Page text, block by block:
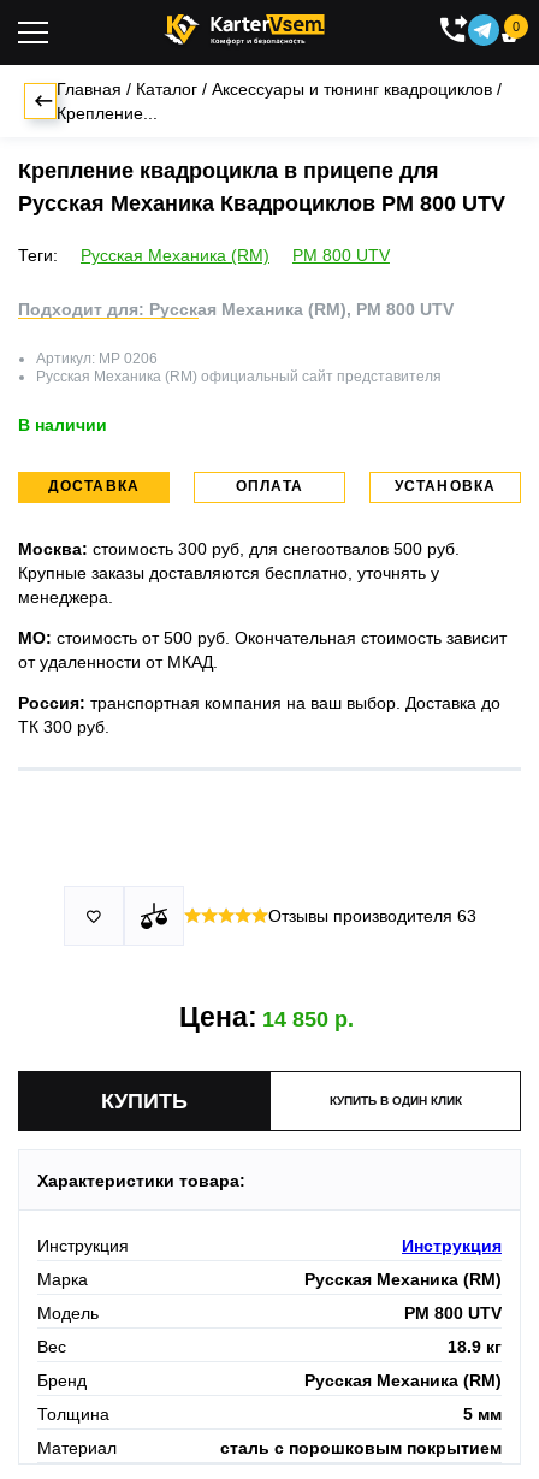

0
Главная / Каталог / Аксессуары и тюнинг квадроциклов /
Крепление...
Крепление квадроцикла в прицепе для
Русская Механика Квадроциклов РМ 800 UTV
Теги: Русская Механика (RM) РМ 800 UTV
Подходит для: Русская Механика (RM), РМ 800 UTV
Артикул: MP 0206
Русская Механика (RM) официальный сайт представителя
В наличии
ДОСТАВКА ОПЛАТА УСТАНОВКА
Москва: стоимость 300 руб, для снегоотвалов 500 руб.
Крупные заказы доставляются бесплатно, уточнять у
менеджера.
МО: стоимость от 500 руб. Окончательная стоимость зависит
от удаленности от МКАД.
Россия: транспортная компания на ваш выбор. Доставка до
ТК 300 руб.
По России: оплата производится до момента отгрузки в ТК.
скидка 25%
 Отзывы производителя 63
Цена: 14 850
КУПИТЬ В ОДИН КЛИК
Характеристики товара:
Инструкция
Инструкция
Марка
Русская Механика (RM)
Модель
РМ 800 UTV
Вес
18.9 кг
Бренд
Русская Механика (RM)
Толщина
5 мм
Материал
сталь с порошковым покрытием